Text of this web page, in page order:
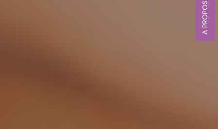
A PROPOS